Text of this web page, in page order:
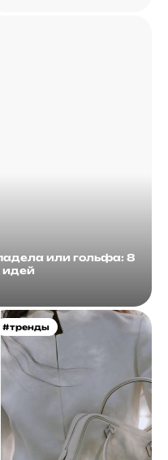
или гольфа: 8
идей
#тренды